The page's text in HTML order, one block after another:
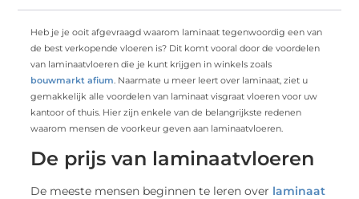
Heb je je ooit afgevraagd waarom laminaat tegenwoordig een van
de best verkopende vloeren is? Dit komt vooral door de voordelen
van laminaatvloeren die je kunt krijgen in winkels zoals
bouwmarkt afium. Naarmate u meer leert over laminaat, ziet u
gemakkelijk alle voordelen van laminaat visgraat vloeren voor uw
kantoor of thuis. Hier zijn enkele van de belangrijkste redenen
waarom mensen de voorkeur geven aan laminaatvloeren.
De prijs van laminaatvloeren
De meeste mensen beginnen te leren over laminaat